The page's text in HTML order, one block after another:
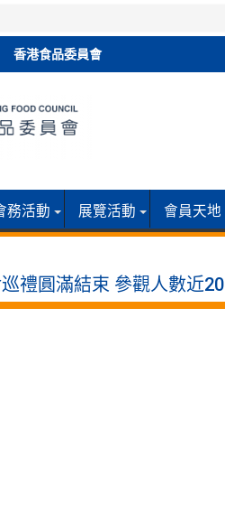
香港食品委員會
務活動 展覽活動 會員天地
禮圓滿結束 參觀人數近